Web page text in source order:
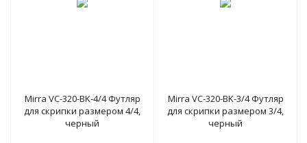
Mirra VC-320-BK-4/4 Футляр
для скрипки размером 4/4,
черный
Mirra VC-320-BK-3/4 Футляр
для скрипки размером 3/4,
черный